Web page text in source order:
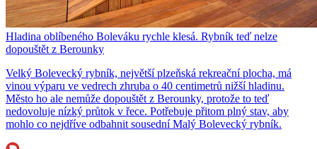
Hladina oblíbeného Boleváku rychle klesá. Rybník teď nelze
dopouštět z Berounky
Velký Bolevecký rybník, největší plzeňská rekreační plocha, má
vinou výparu ve vedrech zhruba o 40 centimetrů nižší hladinu.
Město ho ale nemůže dopouštět z Berounky, protože to teď
nedovoluje nízký průtok v řece. Potřebuje přitom plný stav, aby
mohlo co nejdříve odbahnit sousední Malý Bolevecký rybník.